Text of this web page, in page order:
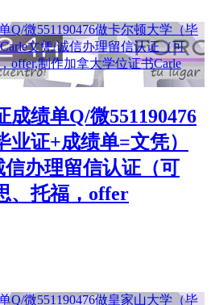
成绩单Q/微551190476
证+成绩单=文凭）
办理留信认证（可
、托福，offer